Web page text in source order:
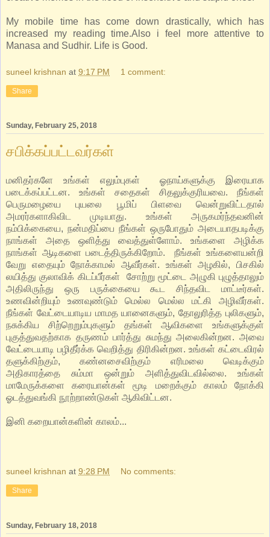
My mobile time has come down drastically, which has
increased my reading time.Also i feel more attentive to
Manasa and Sudhir. Life is Good.
suneel krishnan at 9:17 PM 1 comment:
Share
Sunday, February 25, 2018
சபிக்கப்பட்டவர்கள்
மனிதர்களே உங்கள் எலும்புகள் ஓநாய்களுக்கு இரையாக
படைக்கப்பட்டன. உங்கள் சதைகள் சிதலுக்குரியவை. நீங்கள்
பெருமழையை புயலை பூமிப் பிளவை வென்றுவிட்டதால்
அமரர்களாகிவிட முடியாது. உங்கள் அருகமர்ந்தவனின்
நம்பிக்கையை, நன்மதிப்பை நீங்கள் ஒருபோதும் அடையாதபடிக்கு
நாங்கள் அதை ஒளித்து வைத்துள்ளோம். உங்களை அழிக்க
நாங்கள் ஆடிகளை படைத்திருக்கிறோம். நீங்கள் உங்களையன்றி
வேறு எதையும் நோக்காமல் ஆவீர்கள். உங்கள் அழகில், பிசகில்
லயித்து குலாவிக் கிடப்பீர்கள் சோற்று மூட்டை அழுகி புழுத்தாலும்
அதிலிருந்து ஒரு பருக்கையை கூட சிந்தவிட மாட்டீர்கள்.
உணவின்றியும் உணவுண்டும் மெல்ல மெல்ல மட்கி அழிவீர்கள்.
நீங்கள் வேட்டையாடிய மாமத யானைகளும், தோலுரித்த புலிகளும்,
நசுக்கிய சிற்றெறும்புகளும் தங்கள் ஆவிகளை உங்களுக்குள்
புகுத்துவதற்காக தருணம் பார்த்து சுமந்து அலைகின்றன. அவை
வேட்டையாடி பழிதீர்க்க வெறித்து திரிகின்றன. உங்கள் கட்டைவிரல்
தளுக்கிற்கும், கண்னசைவிற்கும் எரிமலை வெடிக்கும்
அதிகாரத்தை சும்மா ஒன்றும் அளித்துவிடவில்லை. உங்கள்
மாமேருக்களை கரையான்கள் மூடி மறைக்கும் காலம் நோக்கி
ஓடத்துவங்கி நூற்றாண்டுகள் ஆகிவிட்டன.
இனி கறையான்களின் காலம்...
suneel krishnan at 9:28 PM No comments:
Share
Sunday, February 18, 2018